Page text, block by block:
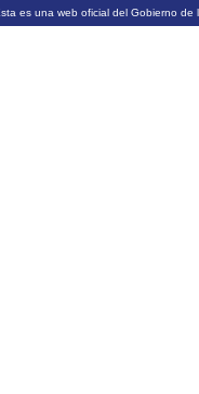
es una web oficial del Gobierno de
utilizan .gob.do o .gov.do